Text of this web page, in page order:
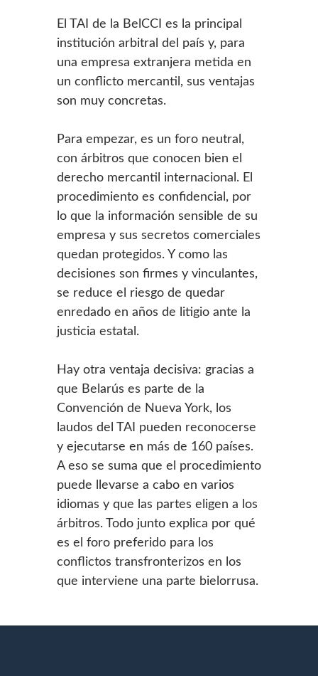
El TAI de la BelCCI es la principal
institución arbitral del país y, para
una empresa extranjera metida en
un conflicto mercantil, sus ventajas
son muy concretas.
Para empezar, es un foro neutral,
con árbitros que conocen bien el
derecho mercantil internacional. El
procedimiento es confidencial, por
lo que la información sensible de su
empresa y sus secretos comerciales
quedan protegidos. Y como las
decisiones son firmes y vinculantes,
se reduce el riesgo de quedar
enredado en años de litigio ante la
justicia estatal.
Hay otra ventaja decisiva: gracias a
que Belarús es parte de la
Convención de Nueva York, los
laudos del TAI pueden reconocerse
y ejecutarse en más de 160 países.
A eso se suma que el procedimiento
puede llevarse a cabo en varios
idiomas y que las partes eligen a los
árbitros. Todo junto explica por qué
es el foro preferido para los
conflictos transfronterizos en los
que interviene una parte bielorrusa.